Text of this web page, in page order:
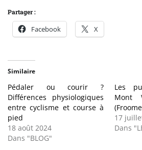
Partager :
Facebook X
Similaire
Pédaler ou courir ?
Différences physiologiques
entre cyclisme et course à
pied
18 août 2024
Dans "BLOG"
Les
Mont
17
Dans